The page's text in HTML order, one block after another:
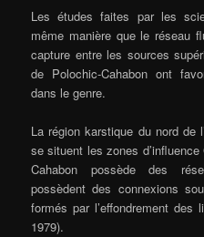
Les études faites par les
même manière que le réseau
capture entre les sources
de Polochic-Cahabon ont
dans le genre.
La région karstique du nord de
se situent les zones
Cahabon possède des
possèdent des connexions
formés par l’effondrement
1979).